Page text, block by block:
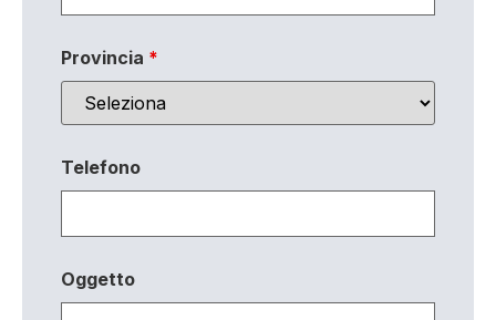
Provincia *
Telefono
Oggetto